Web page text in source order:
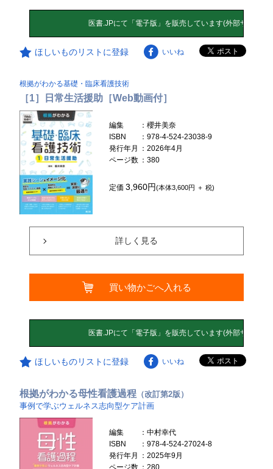
ほしいものリストに登録 いいね
根拠がわかる基礎・臨床看護技術
［1］日常生活援助［Web動画付］
編集
：櫻井美奈
ISBN
：978-4-524-23038-9
発行年月
：2026年4月
ページ数 ：380
定価3,960円(本体3,600円 ＋ 税)
詳しく見る
買い物かごへ入れる
ほしいものリストに登録 いいね
根拠がわかる母性看護過程 （改訂第2版）
事例で学ぶウェルネス志向型ケア計画
編集
：中村幸代
ISBN
：978-4-524-27024-8
発行年月
：2025年9月
ページ数 ：280